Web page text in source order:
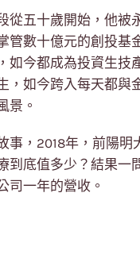
從五十歲開始，他
管數十億元的創投基
如今都成為投資生技
，如今跨入每天都與
景。
事，2018年，前陽
到底值多少？結果一
司一年的營收。